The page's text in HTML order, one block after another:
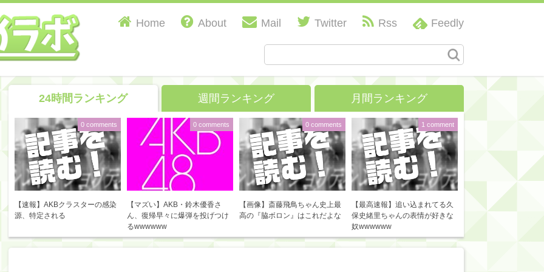
Home About Mail Twitter Rss Feedly
24時間ランキング 週間ランキング 月間ランキング
【速報】AKBクラスターの感染
源、特定される
0 comments
【マズい】AKB・鈴木優香さ
ん、復帰早々に爆弾を投げつけ
るwwwwww
0 comments
【画像】斎藤飛鳥ちゃん史上最
高の『脇ボロン』はこれだよな
0 comments
【最高速報】追い込まれてる久
保史緒里ちゃんの表情が好きな
奴wwwwww
1 comment